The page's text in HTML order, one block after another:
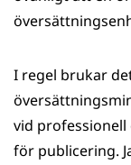
I regel brukar
vid professionell
för publicering.